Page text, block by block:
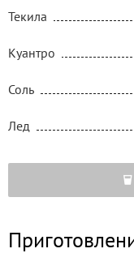
Текила
Куантро
Соль
Лед